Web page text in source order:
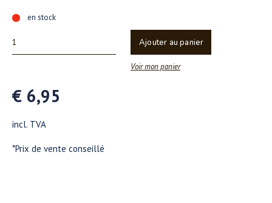
en stock
Ajouter au panier
Voir mon panier
€ 6,95
incl. TVA
*Prix de vente conseillé